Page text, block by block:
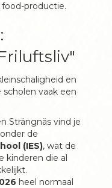
productie.
en
vaak een
Strängnäs vind je
de
(IES), wat de
kinderen die al
heel normaal